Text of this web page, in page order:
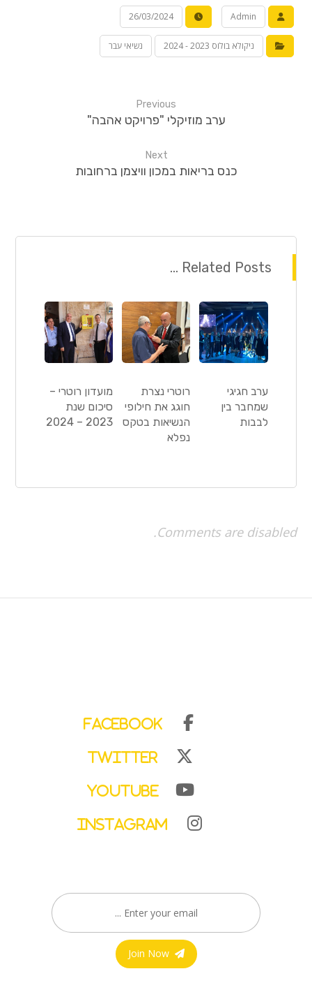
Admin
26/03/2024
ניקולא בולוס 2023 - 2024 נשיאי עבר
Previous
ערב מוזיקלי "פרויקט אהבה"
Next
כנס בריאות במכון וויצמן ברחובות
Related Posts ...
ערב חגיגי
שמחבר בין
לבבות
רוטרי נצרת
חוגג את חילופי
הנשיאות בטקס
נפלא
מועדון רוטרי –
סיכום שנת
2023 – 2024
Comments are disabled.
Facebook
Twitter
YouTube
Instagram
Join Now